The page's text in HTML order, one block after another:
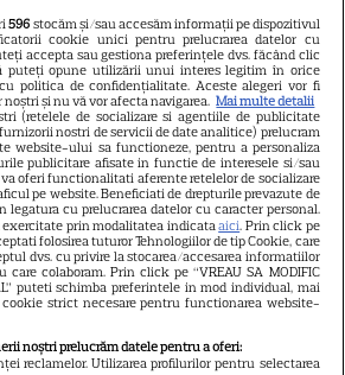
pentru femei
GSP
Știri mondene
Avantaje
Elle
Unica
Retete practice
URMĂREȘTE-NE PE
596 stocăm și/sau accesăm informații pe dispozitivul
cookie unici pentru prelucrarea datelor cu
accepta sau gestiona preferințele dvs. făcând clic
puteți opune utilizării unui interes legitim în orice
politica de confidențialitate. Aceste alegeri vor fi
și nu vă vor afecta navigarea. Mai multe detalii
(retelele de socializare si agentiile de publicitate
nostri de servicii de date analitice) prelucram
website-ului sa functioneze, pentru a personaliza
publicitare afisate in functie de interesele si/sau
oferi functionalitati aferente retelelor de socializare
pe website. Beneficiati de drepturile prevazute de
legatura cu prelucrarea datelor cu caracter personal.
exercitate prin modalitatea indicataaici. Prin click pe
folosirea tuturor Tehnologiilor de tip Cookie, care
dvs. cu privire la stocarea/accesarea informatiilor
care colaboram. Prin click pe “VREAU SA MODIFIC
puteti schimba preferintele in mod individual, mai
strict necesare pentru functionarea website-
noștri prelucrăm datele pentru a oferi:
reclamelor. Utilizarea profilurilor pentru selectarea